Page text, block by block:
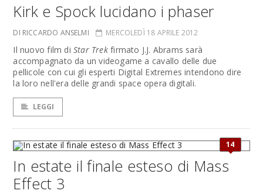
Kirk e Spock lucidano i phaser
DI RICCARDO ANSELMI MERCOLEDÌ 18 APRILE 2012
Il nuovo film di Star Trekfirmato J.J. Abrams sarà
accompagnato da un videogame a cavallo delle due
pellicole con cui gli esperti Digital Extremes intendono dire
la loro nell'era delle grandi space opera digitali.
LEGGI
14
In estate il finale esteso di Mass
Effect 3